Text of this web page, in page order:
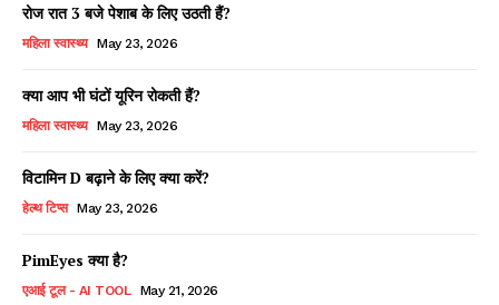
रोज रात 3 बजे पेशाब के लिए उठती हैं?
महिला स्वास्थ्य May 23, 2026
क्या आप भी घंटों यूरिन रोकती हैं?
महिला स्वास्थ्य May 23, 2026
विटामिन D बढ़ाने के लिए क्या करें?
हेल्थ टिप्स May 23, 2026
PimEyes क्या है?
एआई टूल - AI TOOL May 21, 2026